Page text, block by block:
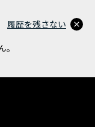
履歴を残さない